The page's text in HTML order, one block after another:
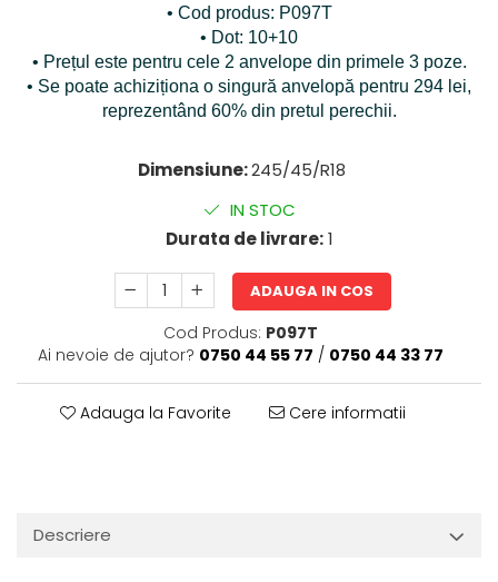
• Cod produs: P097T
• Dot: 10+10
• Prețul este pentru cele 2 anvelope din primele 3 poze.
• Se poate achiziționa o singură anvelopă pentru 294 lei,
reprezentând 60% din pretul perechii.
Dimensiune:245/45/R18
IN STOC
Durata de livrare:1
ADAUGA IN COS
Cod Produs: P097T
Ai nevoie de ajutor? 0750 44 55 77 / 0750 44 33 77
Adauga la Favorite Cere informatii
Descriere